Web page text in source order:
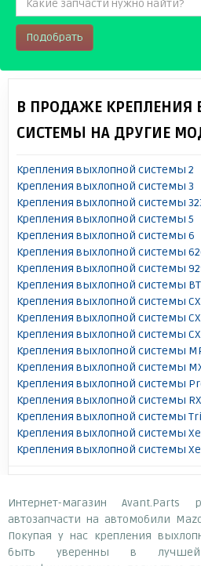
Подобрать
В ПРОДАЖЕ
СИСТЕМЫ НА ДРУГИЕ
Крепления выхлопной системы 2
Крепления выхлопной системы 3
Крепления выхлопной системы
Крепления выхлопной системы 5
Крепления выхлопной системы 6
Крепления выхлопной системы
Крепления выхлопной системы
Крепления выхлопной системы
Крепления выхлопной системы
Крепления выхлопной системы
Крепления выхлопной системы
Крепления выхлопной системы
Крепления выхлопной системы
Крепления выхлопной системы
Крепления выхлопной системы
Крепления выхлопной системы
Крепления выхлопной системы
Крепления выхлопной системы
Интернет-магазин Avant.Parts
автозапчасти на автомобили
Покупая у нас крепления
быть уверенны в